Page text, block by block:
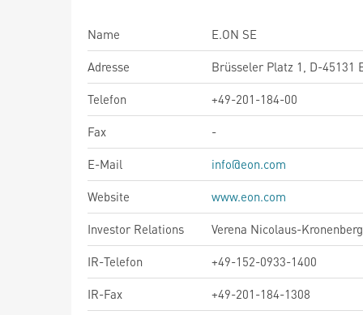
Name
E.ON SE
Adresse
Brüsseler Platz 1, D-45131
Telefon
+49-201-184-00
Fax
-
E-Mail
info@eon.com
Website
www.eon.com
Investor Relations
Verena Nicolaus-Kronenberg
IR-Telefon
+49-152-0933-1400
IR-Fax
+49-201-184-1308